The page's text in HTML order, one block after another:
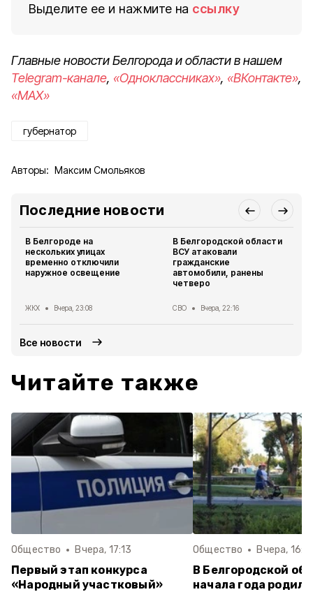
Выделите ее и нажмите на ссылку
Главные новости Белгорода и области в нашем
Telegram-канале, «Одноклассниках», «ВКонтакте»,
«MAX»
губернатор
Авторы: Максим Смольяков
Последние новости
В Белгороде на
нескольких улицах
временно отключили
наружное освещение
ЖКХ Вчера, 23:08
В Белгородской области
ВСУ атаковали
гражданские
автомобили, ранены
четверо
СВО Вчера, 22:16
Все новости
Читайте также
Общество Вчера, 17:13
Первый этап конкурса
«Народный участковый»
Общество Вчера,
В Белгородской
начала года